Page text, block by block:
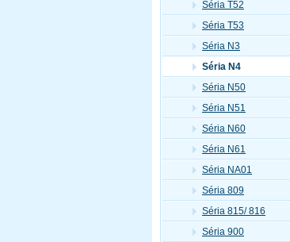
Séria T52
Séria T53
Séria N3
Séria N4
Séria N50
Séria N51
Séria N60
Séria N61
Séria NA01
Séria 809
Séria 815/ 816
Séria 900